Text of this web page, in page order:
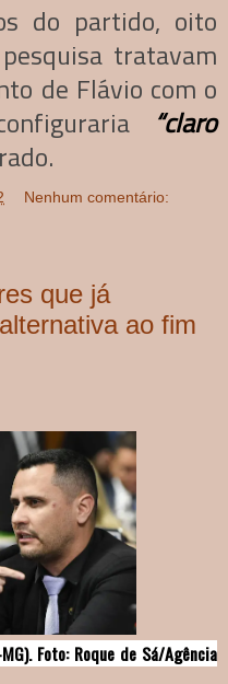
do partido, oito
tratavam
de Flávio com o
“claro
Nenhum comentário:
que já
ao fim
Roque de Sá/Agência